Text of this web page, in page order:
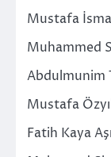
Mustafa
Muhammed
Abdulmunim
Mustafa
Fatih Kaya